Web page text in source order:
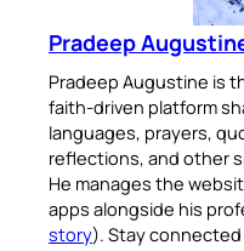
Pradeep
Pradeep Augustine is
faith-driven platform
languages, prayers,
reflections, and other
He manages the
apps alongside his
story). Stay